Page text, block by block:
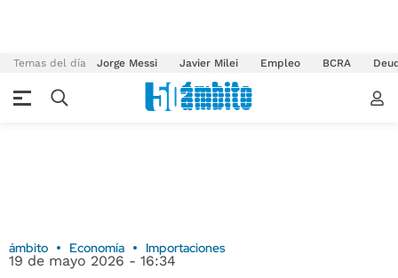
Temas del día Jorge Messi Javier Milei Empleo BCRA
ámbito Economía Importaciones
19 de mayo 2026 - 16:34